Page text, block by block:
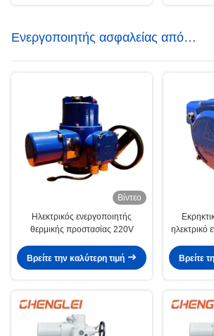
Ενεργοποιητής ασφαλείας από
έκρηξη
Βίντεο
Ηλεκτρικός ενεργοποιητής
θερμικής προστασίας 220V
Βρείτε την καλύτερη τιμή
ηλεκτρικό
Βρείτε